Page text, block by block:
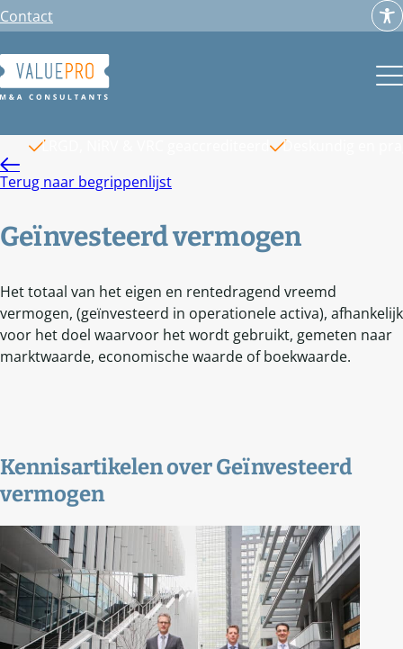
Ga
naar
de
inhoud
Contact
LRGD, NiRV & VRC geaccrediteerd
Deskundig en
Terug naar begrippenlijst
Geïnvesteerd vermogen
Het totaal van het eigen en rentedragend vreemd
vermogen, (geïnvesteerd in operationele activa), afhankelijk
voor het doel waarvoor het wordt gebruikt, gemeten naar
marktwaarde, economische waarde of boekwaarde.
Kennisartikelen overGeïnvesteerd
vermogen